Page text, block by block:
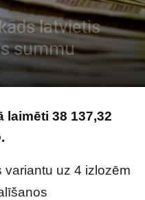
latvietis
summu
38 137,32
.
variantu uz 4 izlozēm